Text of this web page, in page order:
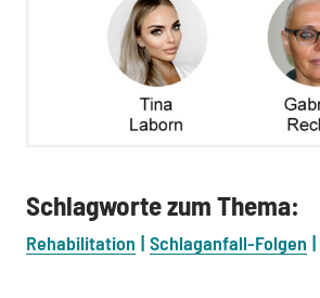
Schlagworte zum Thema:
Rehabilitation Schlaganfall-Folgen